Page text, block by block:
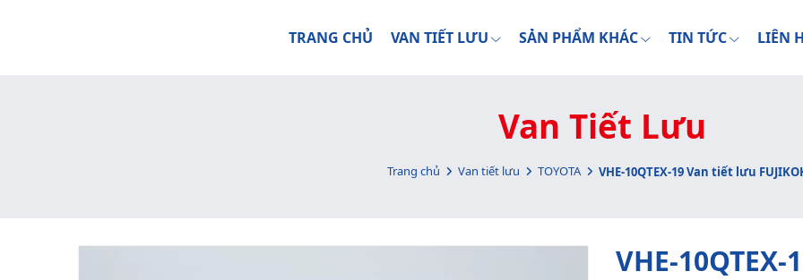
TRANG CHỦ VAN TIẾT LƯU SẢN PHẨM KHÁC TIN TỨC LIÊN
Van Tiết Lưu
Trang chủ Van tiết lưu TOYOTA VHE-10QTEX-19 Van tiết lưu
VHE-